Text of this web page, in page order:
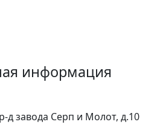
информация
д завода Серп и Молот, д.10